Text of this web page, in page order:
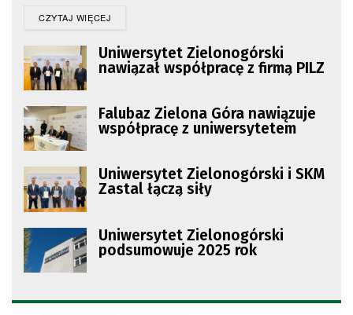
CZYTAJ WIĘCEJ
Uniwersytet Zielonogórski
nawiązał współpracę z firmą PILZ
Falubaz Zielona Góra nawiązuje
współpracę z uniwersytetem
Uniwersytet Zielonogórski i SKM
Zastal łączą siły
Uniwersytet Zielonogórski
podsumowuje 2025 rok